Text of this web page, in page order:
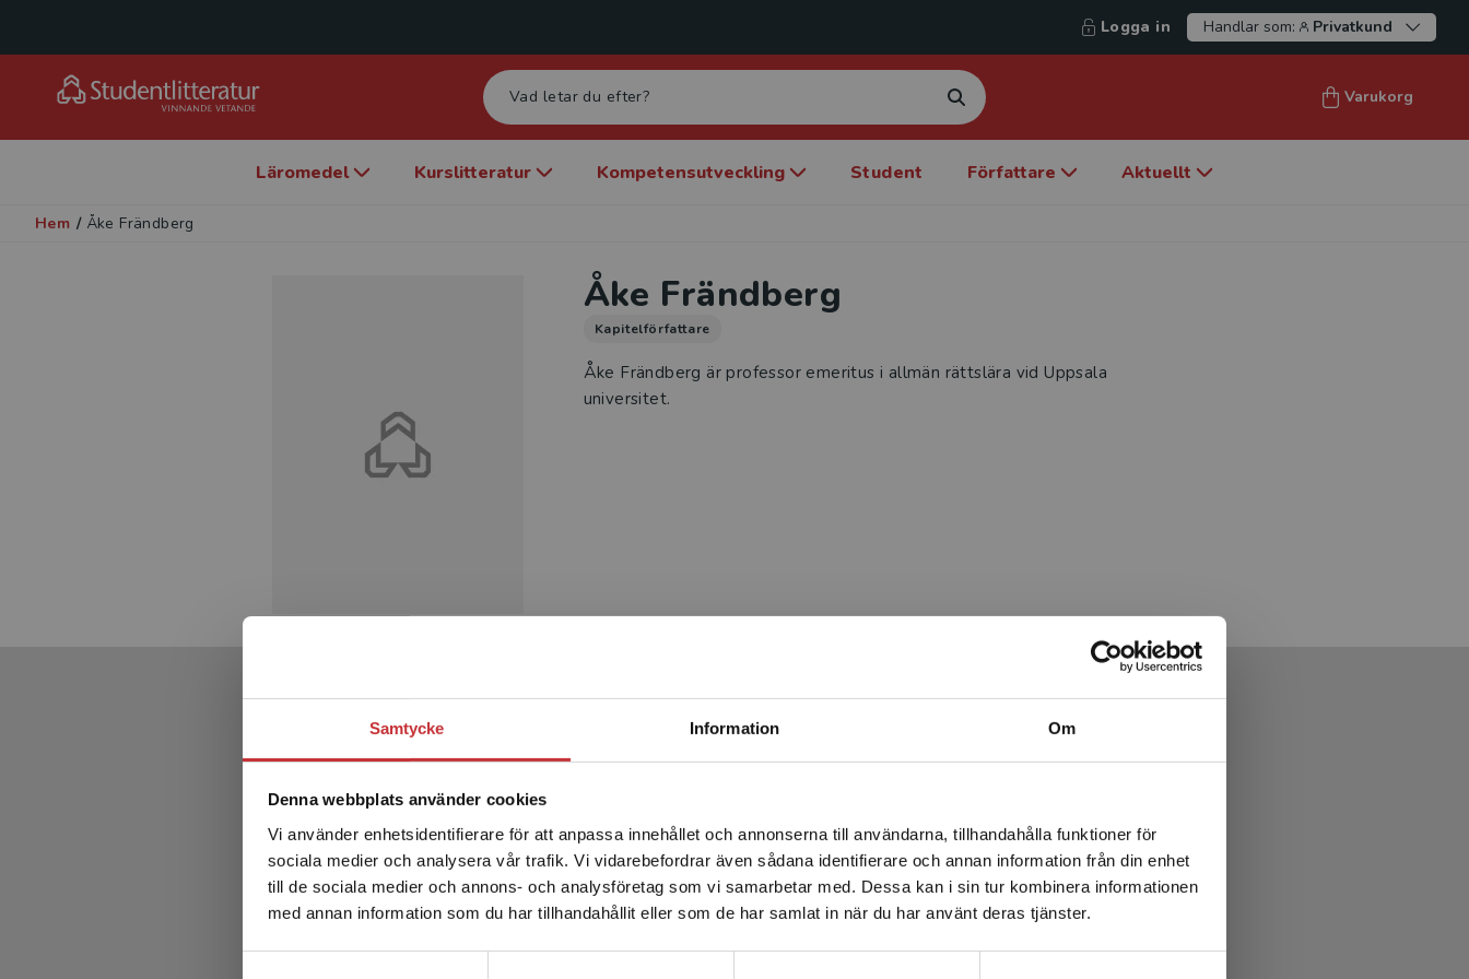
Samtycke Information Om
Denna webbplats använder cookies
Vi använder enhetsidentifierare för att anpassa innehållet och annonserna till användarna, tillhandahålla funktioner för
sociala medier och analysera vår trafik. Vi vidarebefordrar även sådana identifierare och annan information från din enhet
till de sociala medier och annons- och analysföretag som vi samarbetar med. Dessa kan i sin tur kombinera informationen
med annan information som du har tillhandahållit eller som de har samlat in när du har använt deras tjänster.
Begränsad fraktregion
Det verkar som att du besöker studentlitteratur.se via en
enhet utanför Sverige. Vi erbjuder inte leveranser utanför
Sverige. För att kunna slutföra ett köp måste
leveransadressen vara i Sverige.Läs mer
Logga in Handlar som: Privatkund
Varukorg
Läromedel Kurslitteratur Kompetensutveckling Student Författare Aktuellt
Hem / Åke Frändberg
Åke Frändberg
Kapitelförfattare
Åke Frändberg är professor emeritus i allmän rättslära vid Uppsala
universitet.
Produkter